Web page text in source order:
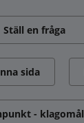
Ställ en fråga
sida
- klagomål